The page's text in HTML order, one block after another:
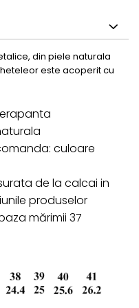
din piele naturala
este acoperit cu
culoare
de la calcai in
produselor
mărimii 37